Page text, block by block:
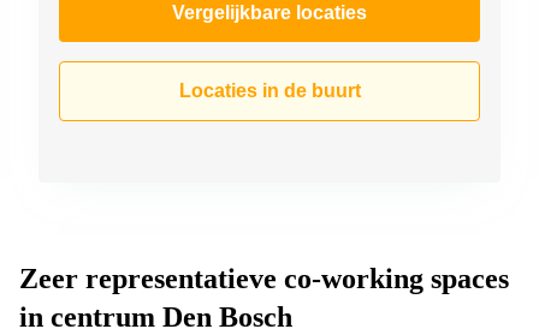
Vergelijkbare locaties
Locaties in de buurt
Zeer representatieve co-working spaces
in centrum Den Bosch